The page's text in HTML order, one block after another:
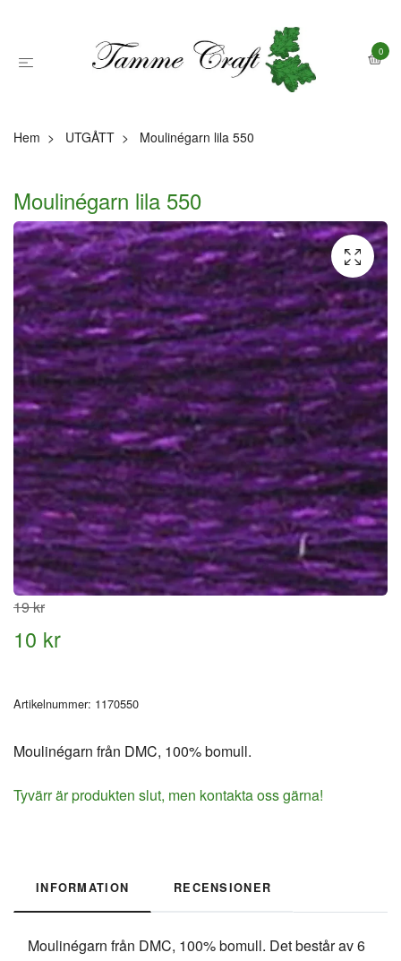
0
Hem UTGÅTT Moulinégarn lila 550
Moulinégarn lila 550
19 kr
10 kr
Artikelnummer: 1170550
Moulinégarn från DMC, 100% bomull.
Tyvärr är produkten slut, men kontakta oss gärna!
INFORMATION RECENSIONER
Moulinégarn från DMC, 100% bomull. Det består av 6